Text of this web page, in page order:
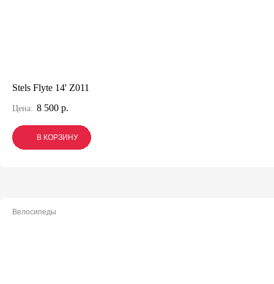
Stels Flyte 14' Z011
Цена: 8 500 р.
В КОРЗИНУ
В КОРЗИНУ
В КОРЗИНУ
Велосипеды